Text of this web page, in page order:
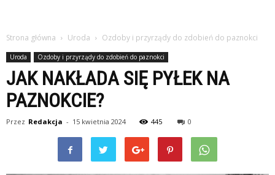
Strona główna Uroda Ozdoby i przyrządy do zdobień do paznokci
Uroda Ozdoby i przyrządy do zdobień do paznokci
JAK NAKŁADA SIĘ PYŁEK NA
PAZNOKCIE?
Przez Redakcja - 15 kwietnia 2024 445 0